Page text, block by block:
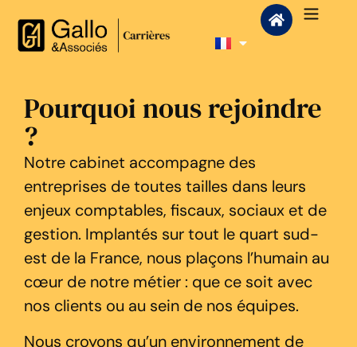
Pourquoi nous rejoindre
?
Notre cabinet accompagne des
entreprises de toutes tailles dans leurs
enjeux comptables, fiscaux, sociaux et de
gestion. Implantés sur tout le quart sud-
est de la France, nous plaçons l’humain au
cœur de notre métier : que ce soit avec
nos clients ou au sein de nos équipes.
Nous croyons qu’un environnement de